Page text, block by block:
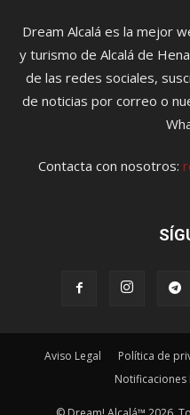
Dream Alcalá es la mejor
y turismo de Alcalá de
de las redes sociales,
de noticias por correo o
Contacta con nosotros:
Aviso Legal Política de
Notificaciones